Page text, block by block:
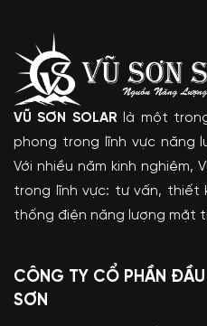
VŨ SƠN SOLAR là một
phong trong lĩnh vực năng
Với nhiều năm kinh nghiệm,
trong lĩnh vực: tư vấn, thiết
thống điện năng lượng mặt
CÔNG TY CỔ PHẦN
SƠN